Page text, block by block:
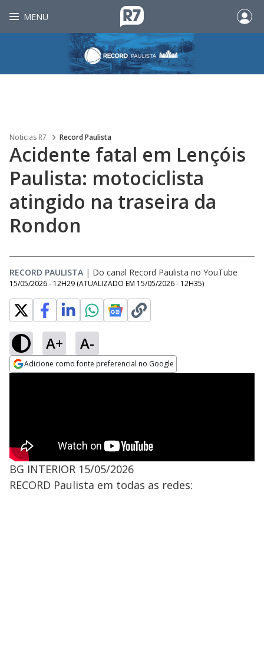
MENU
Noticias R7 Record Paulista
Acidente fatal em Lençóis
Paulista: motociclista
atingido na traseira da
Rondon
RECORD PAULISTA | Do canal Record Paulista no YouTube
15/05/2026 - 12H29 (ATUALIZADO EM 15/05/2026 - 12H35)
A+ A-
Adicione como fonte preferencial no Google
BG INTERIOR 15/05/2026
RECORD Paulista em todas as redes: